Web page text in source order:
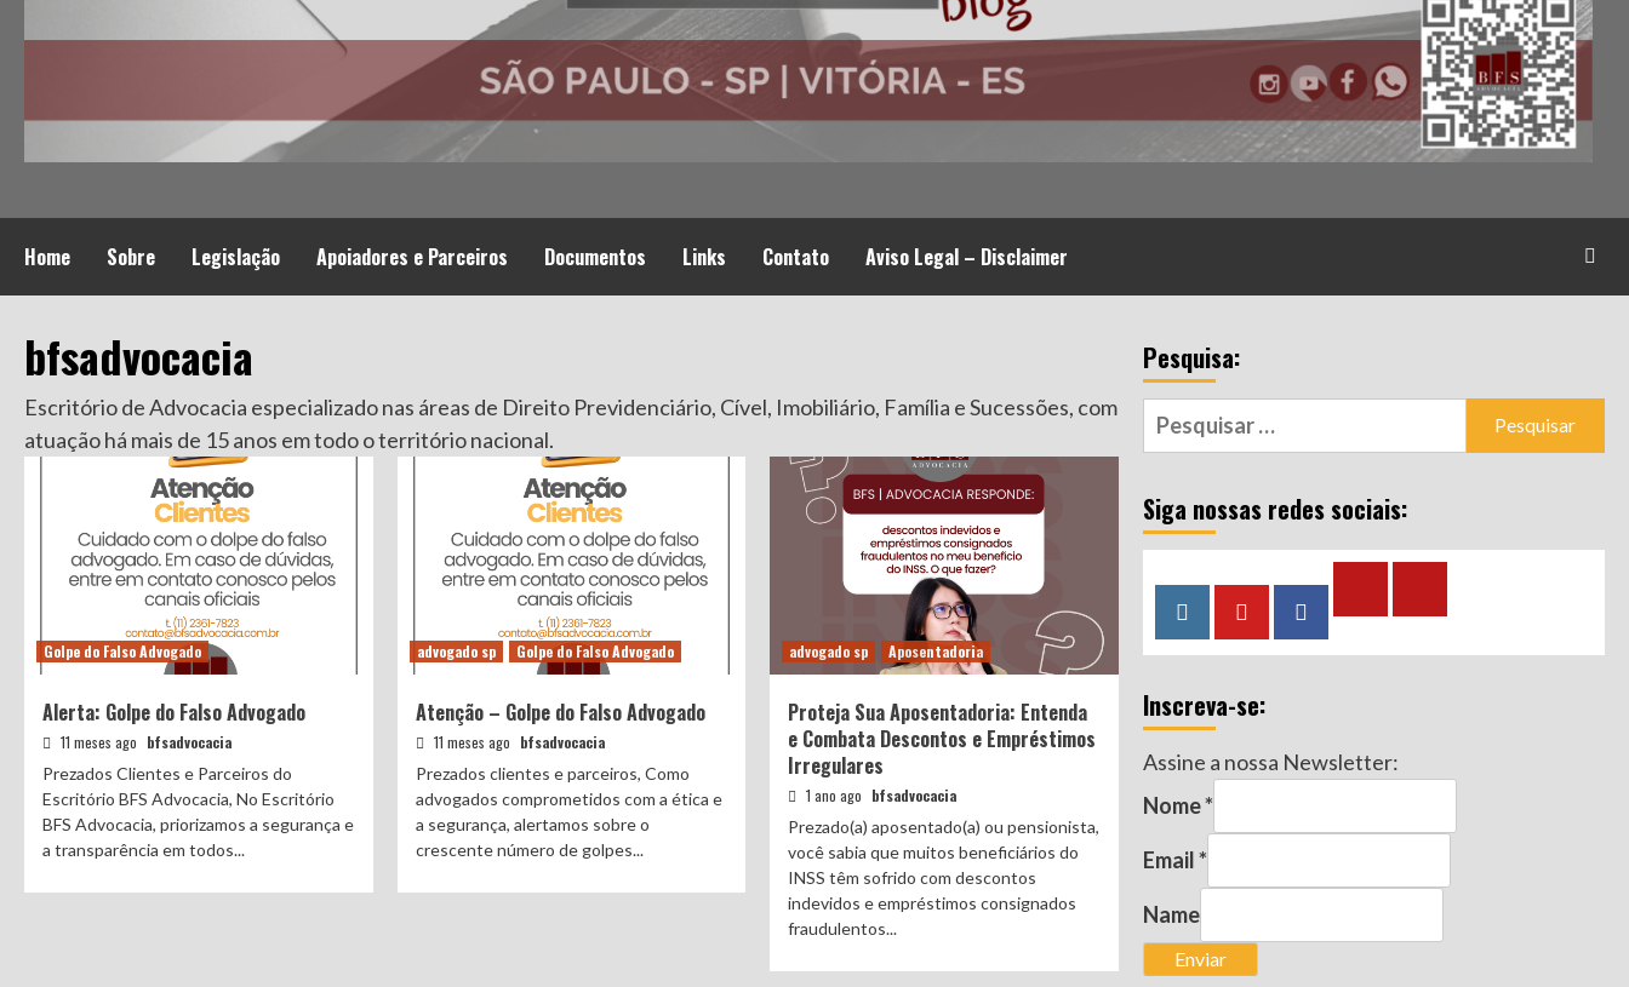
Home Sobre Legislação Apoiadores e Parceiros Documentos Links Contato Aviso Legal – Disclaimer
bfsadvocacia
Escritório de Advocacia especializado nas áreas de Direito Previdenciário, Cível, Imobiliário, Família e Sucessões, com
atuação há mais de 15 anos em todo o território nacional.
Golpe do Falso Advogado
Alerta: Golpe do Falso Advogado
11 meses ago bfsadvocacia
Prezados Clientes e Parceiros do
Escritório BFS Advocacia, No Escritório
BFS Advocacia, priorizamos a segurança e
a transparência em todos...
advogado sp Golpe do Falso Advogado
Atenção – Golpe do Falso Advogado
11 meses ago bfsadvocacia
Prezados clientes e parceiros, Como
advogados comprometidos com a ética e
a segurança, alertamos sobre o
crescente número de golpes...
advogado sp Aposentadoria
Proteja Sua Aposentadoria: Entenda
e Combata Descontos e Empréstimos
Irregulares
1 ano ago bfsadvocacia
Prezado(a) aposentado(a) ou pensionista,
você sabia que muitos beneficiários do
INSS têm sofrido com descontos
indevidos e empréstimos consignados
fraudulentos...
Pesquisa:
Pesquisar
por:
Siga nossas redes sociais:
InstagramYouTubeFacebook
(INSS)
Inscreva-se:
Assine a nossa Newsletter:
Nome*
Email*
Name
Enviar